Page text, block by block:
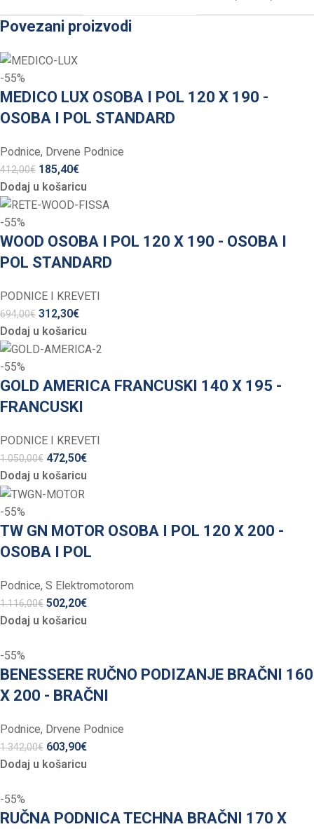
Povezani proizvodi
-55%
MEDICO LUX OSOBA I POL 120 X 190 -
OSOBA I POL STANDARD
Podnice, Drvene Podnice
412,00€ 185,40€
Dodaj u košaricu
-55%
WOOD OSOBA I POL 120 X 190 - OSOBA I
POL STANDARD
PODNICE I KREVETI
694,00€ 312,30€
Dodaj u košaricu
-55%
GOLD AMERICA FRANCUSKI 140 X 195 -
FRANCUSKI
PODNICE I KREVETI
1.050,00€ 472,50€
Dodaj u košaricu
-55%
TW GN MOTOR OSOBA I POL 120 X 200 -
OSOBA I POL
Podnice, S Elektromotorom
1.116,00€ 502,20€
Dodaj u košaricu
-55%
BENESSERE RUČNO PODIZANJE BRAČNI 160
X 200 - BRAČNI
Podnice, Drvene Podnice
1.342,00€ 603,90€
Dodaj u košaricu
-55%
RUČNA PODNICA TECHNA BRAČNI 170 X